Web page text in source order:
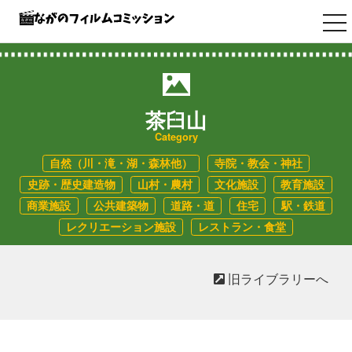
茶臼山
Category
自然（川・滝・湖・森林他）
寺院・教会・神社
史跡・歴史建造物
山村・農村 文化施設
教育施設
商業施設
公共建築物 道路・道 住宅
駅・鉄道
レクリエーション施設
レストラン・食堂
旧ライブラリーへ